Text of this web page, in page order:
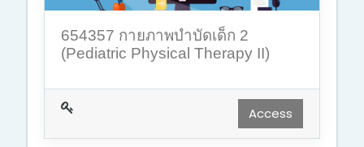
654357 กายภาพบำบัดเด็ก 2
(Pediatric Physical Therapy II)
Access